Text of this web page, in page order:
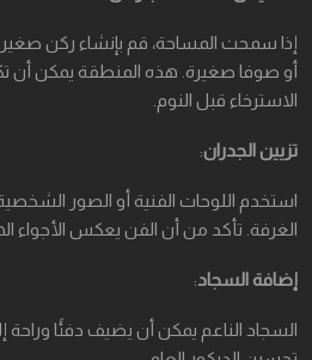
إذا سمحت المساحة، قم بإنشاء ركن
أو صوفا صغيرة. هذه المنطقة يمكن أن
الاسترخاء قبل النوم.
تزيين الجدران:
استخدم اللوحات الفنية أو الصور
الغرفة. تأكد من أن الفن يعكس الأجواء
إضافة السجاد:
السجاد الناعم يمكن أن يضيف دفئًا وراحة